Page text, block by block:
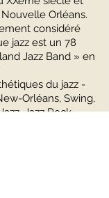
Orléans.
considéré
jazz est un 78
Jazz Band » en
du jazz -
Orléans, Swing,
Jazz Rock,